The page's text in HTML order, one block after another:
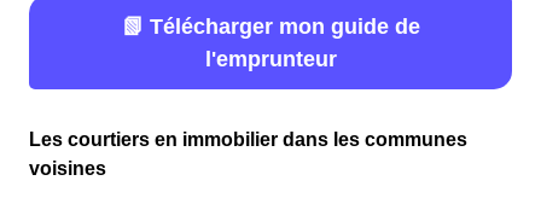
📗 Télécharger mon guide de
l'emprunteur
Les courtiers en immobilier dans les communes
voisines